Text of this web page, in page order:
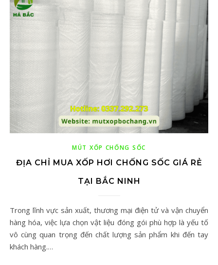
MÚT XỐP CHỐNG SỐC
ĐỊA CHỈ MUA XỐP HƠI CHỐNG SỐC GIÁ RẺ
TẠI BẮC NINH
Trong lĩnh vực sản xuất, thương mại điện tử và vận chuyển
hàng hóa, việc lựa chọn vật liệu đóng gói phù hợp là yếu tố
vô cùng quan trọng đến chất lượng sản phẩm khi đến tay
khách hàng.…